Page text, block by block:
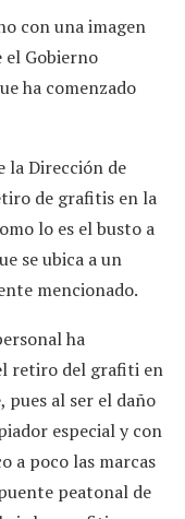
con una imagen
el Gobierno
ha comenzado
la Dirección de
de grafitis en la
lo es el busto a
se ubica a un
mencionado.
ha
retiro del grafiti en
al ser el daño
especial y con
a poco las marcas
peatonal de